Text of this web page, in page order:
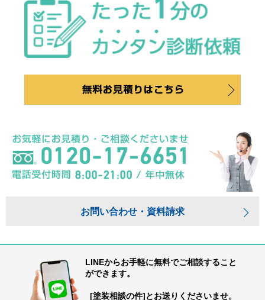
お問い合わせ・資料請求
LINEからお手軽に無料でご相談すること
ができます。
[塗装相談の件]とお送りくださいませ。